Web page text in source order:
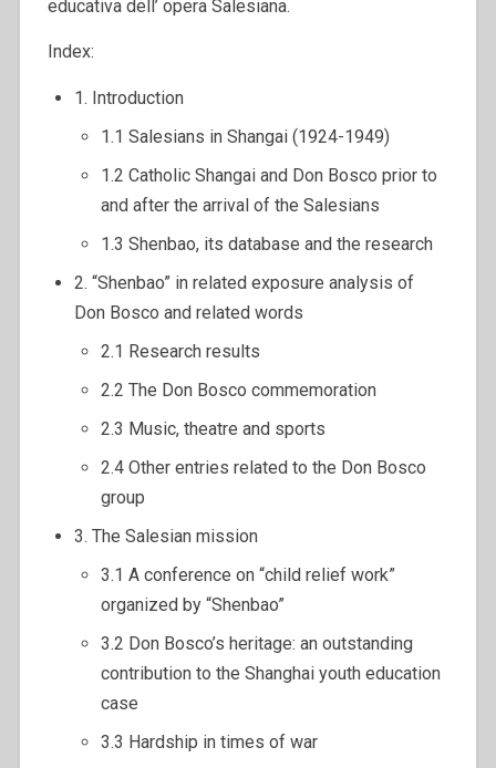
educativa dell’ opera Salesiana.
Index:
1. Introduction
1.1 Salesians in Shangai (1924-1949)
1.2 Catholic Shangai and Don Bosco prior to
and after the arrival of the Salesians
1.3 Shenbao, its database and the research
2. “Shenbao” in related exposure analysis of
Don Bosco and related words
2.1 Research results
2.2 The Don Bosco commemoration
2.3 Music, theatre and sports
2.4 Other entries related to the Don Bosco
group
3. The Salesian mission
3.1 A conference on “child relief work”
organized by “Shenbao”
3.2 Don Bosco’s heritage: an outstanding
contribution to the Shanghai youth education
case
3.3 Hardship in times of war